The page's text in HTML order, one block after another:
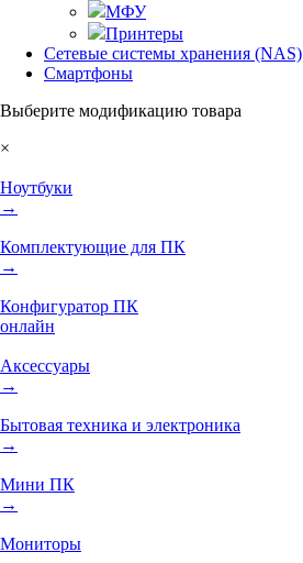
МФУ
Принтеры
Сетевые системы хранения (NAS)
Смартфоны
Выберите модификацию товара
×
Ноутбуки
→
Комплектующие для ПК
→
Конфигуратор ПК
онлайн
Аксессуары
→
Бытовая техника и электроника
→
Мини ПК
→
Мониторы